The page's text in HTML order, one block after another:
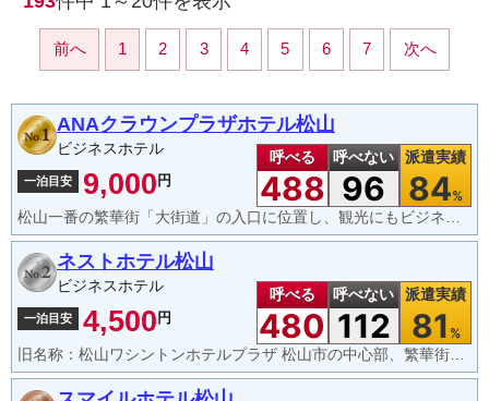
前へ 1 2 3 4 5 6 7 次へ
ANAクラウンプラザホテル松山
ビジネスホテル
一泊目安 9,000円
呼べる
488
呼べない
96
派遣実績
84%
松山一番の繁華街「大街道」の入口に位置し、観光にもビジネスにもこれ以上ない最高のロケーション。愛媛の郷土料理（鯛めし、じゃこ天など）から、シェフが目の前で仕上げるオムレツまで、非常に質の高い朝食が楽しめます。14階のレストランからは松山城を眺めながら食事ができるのも魅力
ネストホテル松山
ビジネスホテル
一泊目安 4,500円
呼べる
480
呼べない
112
派遣実績
81 %
旧名称：松山ワシントンホテルプラザ 松山市の中心部、繁華街「二番町」に位置しており、観光スポット「大街道」や「松山城」へも徒歩圏内という非常に便利な立地。伊予鉄道（路面電車）「勝山町」電停から徒歩約3分。コンビニがすぐ近くにあり、周辺には多くの飲食店（居酒屋など）が立ち並んでいる